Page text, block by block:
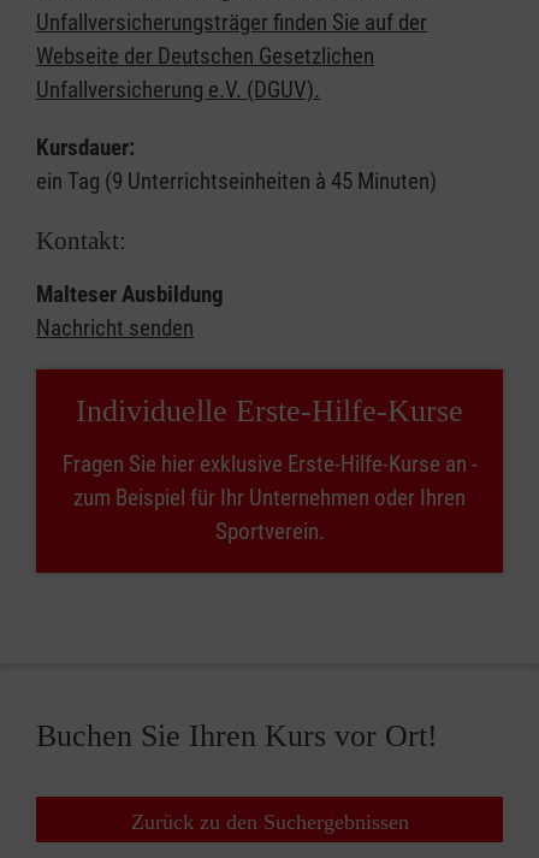
Unfallversicherungsträger finden Sie auf der
Webseite der Deutschen Gesetzlichen
Unfallversicherung e.V. (DGUV).
Kursdauer:
ein Tag (9 Unterrichtseinheiten à 45 Minuten)
Kontakt:
Malteser Ausbildung
Nachricht senden
Individuelle Erste-Hilfe-Kurse
Fragen Sie hier exklusive Erste-Hilfe-Kurse an -
zum Beispiel für Ihr Unternehmen oder Ihren
Sportverein.
Buchen Sie Ihren Kurs vor Ort!
Zurück zu den Suchergebnissen